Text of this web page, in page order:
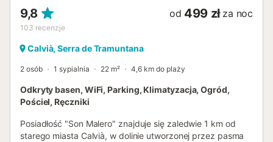
9,8
103 recenzje
od 499 zł za noc
Calvià, Serra de Tramuntana
2 osób 1 sypialnia 22 m² 4,6 km do plaży
Odkryty basen, WiFi, Parking, Klimatyzacja, Ogród,
Pościel, Ręczniki
Posiadłość "Son Malero" znajduje się zaledwie 1 km od
starego miasta Calvià, w dolinie utworzonej przez pasma